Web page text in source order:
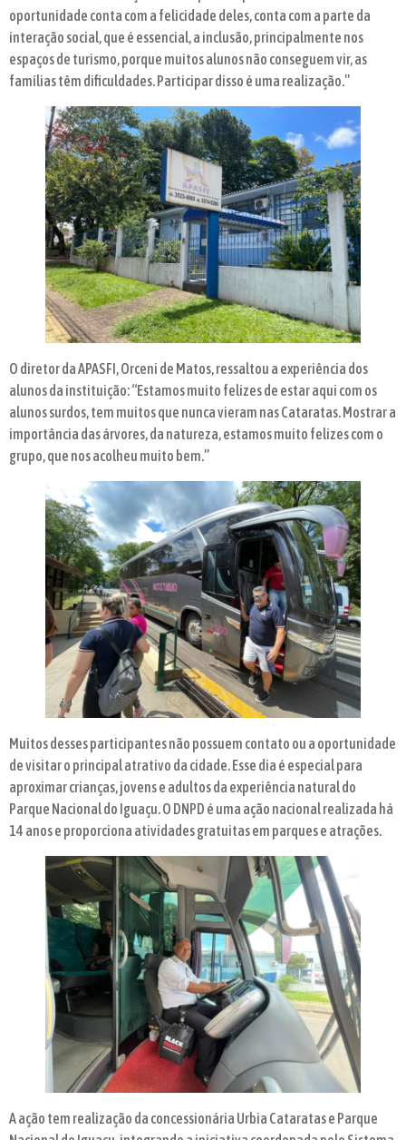
oportunidade conta com a felicidade deles, conta com a parte da
interação social, que é essencial, a inclusão, principalmente nos
espaços de turismo, porque muitos alunos não conseguem vir, as
famílias têm dificuldades. Participar disso é uma realização.”
O diretor da APASFI, Orceni de Matos, ressaltou a experiência dos
alunos da instituição: “Estamos muito felizes de estar aqui com os
alunos surdos, tem muitos que nunca vieram nas Cataratas. Mostrar a
importância das árvores, da natureza, estamos muito felizes com o
grupo, que nos acolheu muito bem.”
Muitos desses participantes não possuem contato ou a oportunidade
de visitar o principal atrativo da cidade. Esse dia é especial para
aproximar crianças, jovens e adultos da experiência natural do
Parque Nacional do Iguaçu. O DNPD é uma ação nacional realizada há
14 anos e proporciona atividades gratuitas em parques e atrações.
A ação tem realização da concessionária Urbia Cataratas e Parque